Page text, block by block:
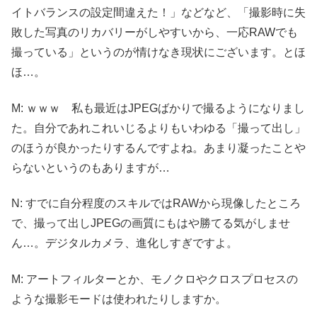
イトバランスの設定間違えた！」などなど、「撮影時に失
敗した写真のリカバリーがしやすいから、一応RAWでも
撮っている」というのが情けなき現状にございます。とほ
ほ…。
M: ｗｗｗ 私も最近はJPEGばかりで撮るようになりまし
た。自分であれこれいじるよりもいわゆる「撮って出し」
のほうが良かったりするんですよね。あまり凝ったことや
らないというのもありますが…
N: すでに自分程度のスキルではRAWから現像したところ
で、撮って出しJPEGの画質にもはや勝てる気がしませ
ん…。デジタルカメラ、進化しすぎですよ。
M: アートフィルターとか、モノクロやクロスプロセスの
ような撮影モードは使われたりしますか。